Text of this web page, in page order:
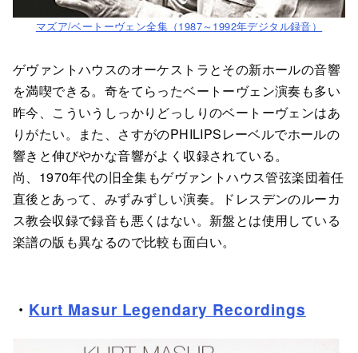
マズア/ベートーヴェン全集（1987～1992年デジタル録音）
ゲヴァントハウスのオーケストラとその新ホールの音響
を満喫できる。奇をてらったベートーヴェン演奏も多い
昨今、こういうしっかりどっしりのベートーヴェンはあ
りがたい。また、さすがのPHILIPSレーベルでホールの
響きと伸びやかな音響がよく収録されている。
尚、1970年代の旧全集もゲヴァントハウス管弦楽団着任
直後とあって、みずみずしい演奏。ドレスデンのルーカ
ス教会収録で録音も悪くはない。新盤とは使用している
楽譜の版も異なるので比較も面白い。
・ Kurt Masur Legendary Recordings